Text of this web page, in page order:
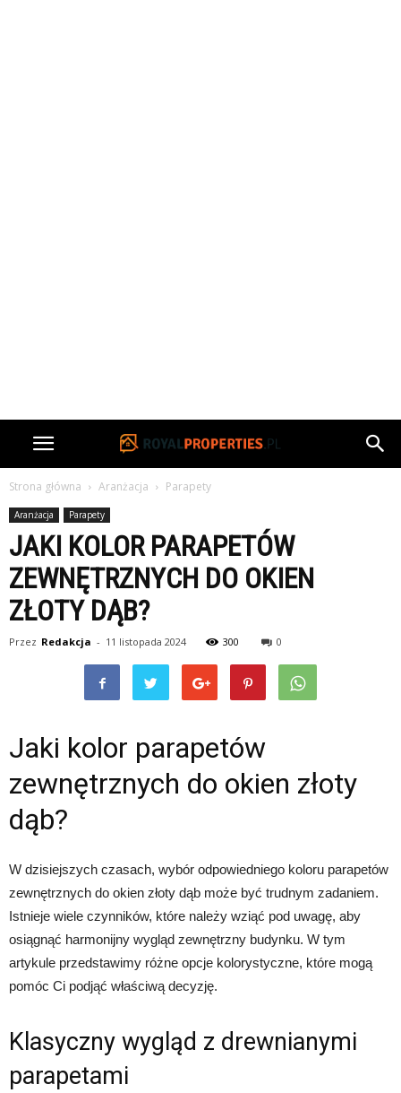
Strona główna Aranżacja Parapety
Aranżacja Parapety
JAKI KOLOR PARAPETÓW
ZEWNĘTRZNYCH DO OKIEN
ZŁOTY DĄB?
Przez Redakcja - 11 listopada 2024 300 0
Jaki kolor parapetów
zewnętrznych do okien złoty
dąb?
W dzisiejszych czasach, wybór odpowiedniego koloru parapetów
zewnętrznych do okien złoty dąb może być trudnym zadaniem.
Istnieje wiele czynników, które należy wziąć pod uwagę, aby
osiągnąć harmonijny wygląd zewnętrzny budynku. W tym
artykule przedstawimy różne opcje kolorystyczne, które mogą
pomóc Ci podjąć właściwą decyzję.
Klasyczny wygląd z drewnianymi
parapetami